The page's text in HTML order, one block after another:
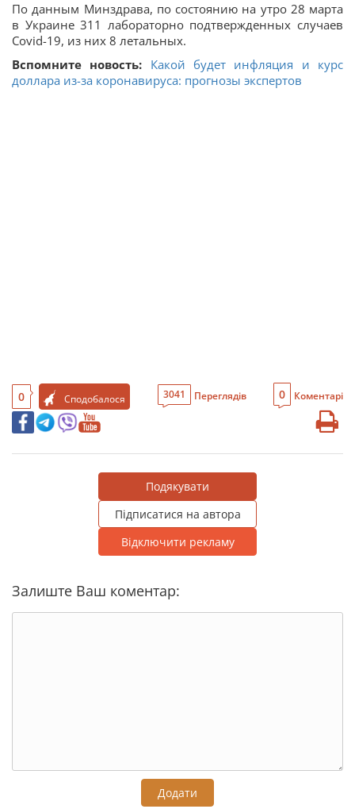
По данным Минздрава, по состоянию на утро 28 марта
в Украине 311 лабораторно подтвержденных случаев
Covid-19, из них 8 летальных.
Вспомните новость: Какой будет инфляция и курс
доллара из-за коронавируса: прогнозы экспертов
0 Сподобалося 3041 Переглядів 0 Коментарі
Подякувати
Підписатися на автора
Відключити рекламу
Залиште Ваш коментар:
Додати